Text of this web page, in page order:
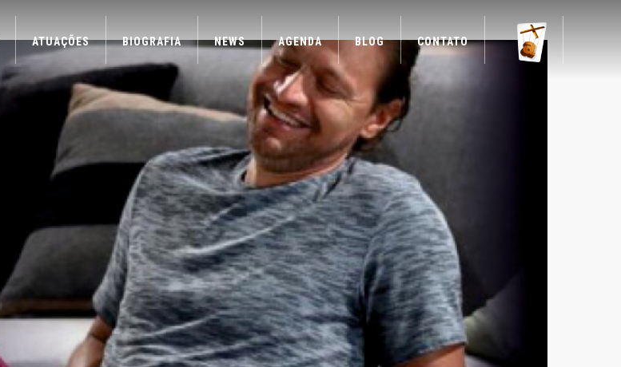
ATUAÇÕES BIOGRAFIA NEWS AGENDA BLOG CONTATO